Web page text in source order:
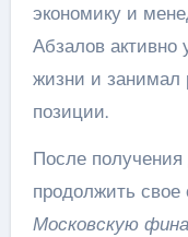
экономику и
Абзалов активно
жизни и занимал
позиции.
После
продолжить свое
Московскую